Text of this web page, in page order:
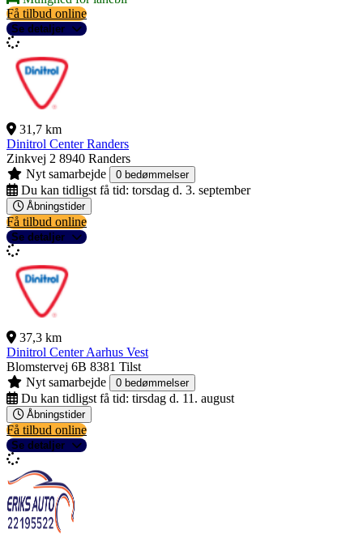
Få tilbud online
Se detaljer
31,7 km
Dinitrol Center Randers
Zinkvej 2 8940 Randers
Nyt samarbejde
0 bedømmelser
Du kan tidligst få tid: torsdag d. 3. september
Åbningstider
Få tilbud online
Se detaljer
37,3 km
Dinitrol Center Aarhus Vest
Blomstervej 6B 8381 Tilst
Nyt samarbejde
0 bedømmelser
Du kan tidligst få tid: tirsdag d. 11. august
Åbningstider
Få tilbud online
Se detaljer